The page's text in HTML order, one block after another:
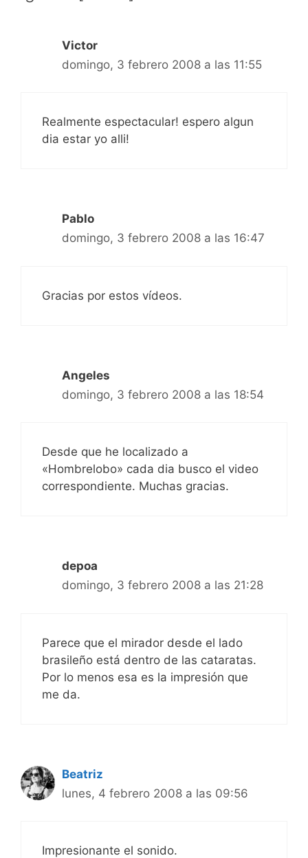
Victor
domingo, 3 febrero 2008 a las 11:55
Realmente espectacular! espero algun
dia estar yo alli!
Pablo
domingo, 3 febrero 2008 a las 16:47
Gracias por estos vídeos.
Angeles
domingo, 3 febrero 2008 a las 18:54
Desde que he localizado a
«Hombrelobo» cada dia busco el video
correspondiente. Muchas gracias.
depoa
domingo, 3 febrero 2008 a las 21:28
Parece que el mirador desde el lado
brasileño está dentro de las cataratas.
Por lo menos esa es la impresión que
me da.
Beatriz
lunes, 4 febrero 2008 a las 09:56
Impresionante el sonido.